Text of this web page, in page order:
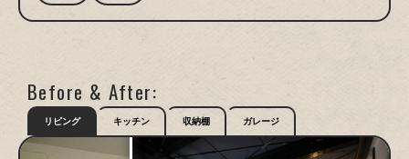
Before & After:
リビング キッチン 収納棚 ガレージ